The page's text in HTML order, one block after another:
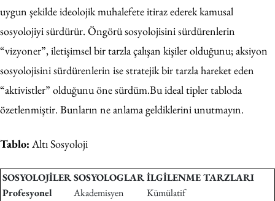
uygun şekilde ideolojik muhalefete itiraz ederek kamusal
sosyolojiyi sürdürür. Öngörü sosyolojisini sürdürenlerin
“vizyoner”, iletişimsel bir tarzla çalışan kişiler olduğunu; aksiyon
sosyolojisini sürdürenlerin ise stratejik bir tarzla hareket eden
“aktivistler” olduğunu öne sürdüm.Bu ideal tipler tabloda
özetlenmiştir. Bunların ne anlama geldiklerini unutmayın.
Tablo: Altı Sosyoloji
SOSYOLOJİLERSOSYOLOGLARİLGİLENME TARZLARI
Profesyonel
Akademisyen
Kümülatif